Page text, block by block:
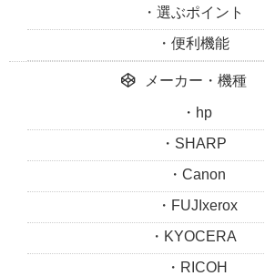
選ぶポイント
便利機能
メーカー・機種
hp
SHARP
Canon
FUJIxerox
KYOCERA
RICOH